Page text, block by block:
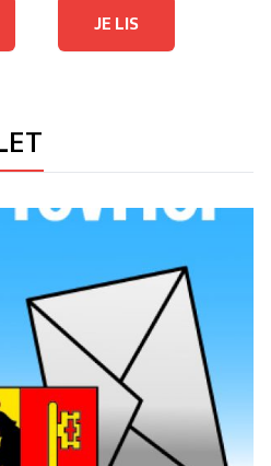
JE LIS